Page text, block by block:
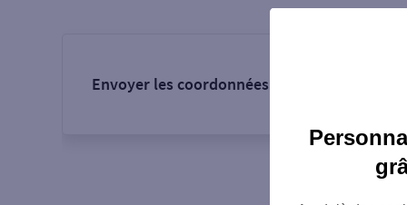
Envoyer les coordonnées de l'agence :